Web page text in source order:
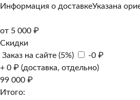
Информация о доставкеУказана
от 5 000 ₽
Скидки
Заказ на сайте (5%)
-0 ₽
+ 0 ₽ (доставка, отдельно)
99 000 ₽
Итого: